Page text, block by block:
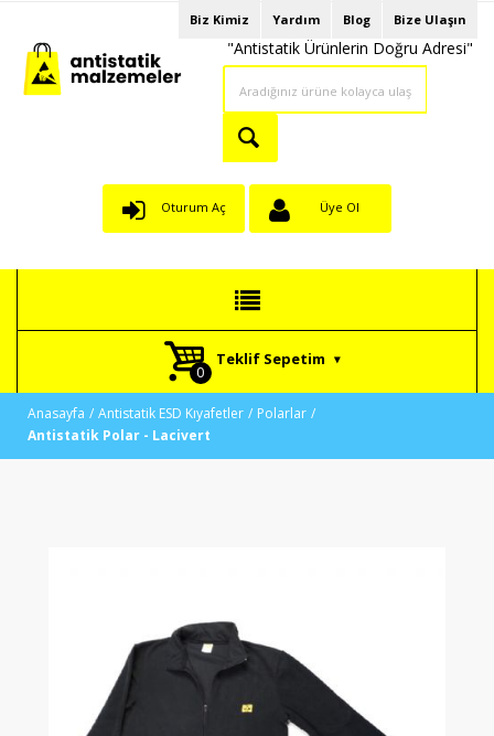
Biz Kimiz Yardım Blog Bize Ulaşın
"Antistatik Ürünlerin Doğru Adresi"
Oturum Aç Üye Ol
Teklif Sepetim
Anasayfa Antistatik ESD Kıyafetler
Polarlar
Antistatik Polar - Lacivert